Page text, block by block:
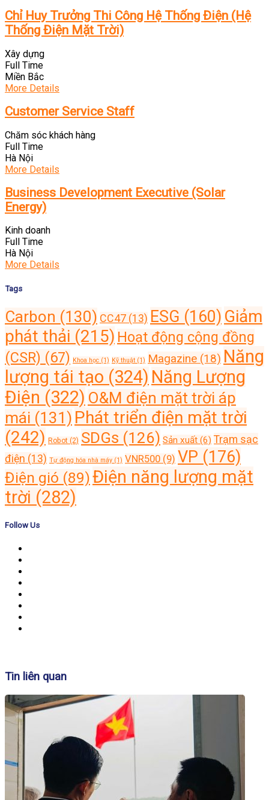
Chỉ Huy Trưởng Thi Công Hệ Thống Điện (Hệ
Thống Điện Mặt Trời)
Xây dựng
Full Time
Miền Bắc
More Details
Customer Service Staff
Chăm sóc khách hàng
Full Time
Hà Nội
More Details
Business Development Executive (Solar
Energy)
Kinh doanh
Full Time
Hà Nội
More Details
Tags
Carbon (130) CC47 (13) ESG (160) Giảm
phát thải (215) Hoạt động cộng đồng
(CSR) (67) Khoa học (1) Kỹ thuật (1) Magazine (18) Năng
lượng tái tạo (324) Năng Lượng
Điện (322) O&M điện mặt trời áp
mái (131) Phát triển điện mặt trời
(242) Robot (2) SDGs (126) Sản xuất (6) Trạm sạc
điện (13) Tự động hóa nhà máy (1) VNR500 (9) VP (176)
Điện gió (89)Điện năng lượng mặt
trời (282)
Follow Us
Tin liên quan